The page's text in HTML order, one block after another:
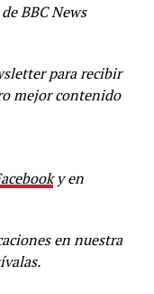
BBC News
para recibir
mejor contenido
y en
en nuestra